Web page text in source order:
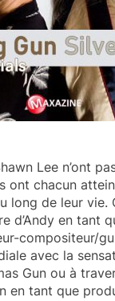
Lee n’ont
ont chacun
long de leur vie.
d’Andy en tant
compositeur/
avec la
Gun ou à
en tant que